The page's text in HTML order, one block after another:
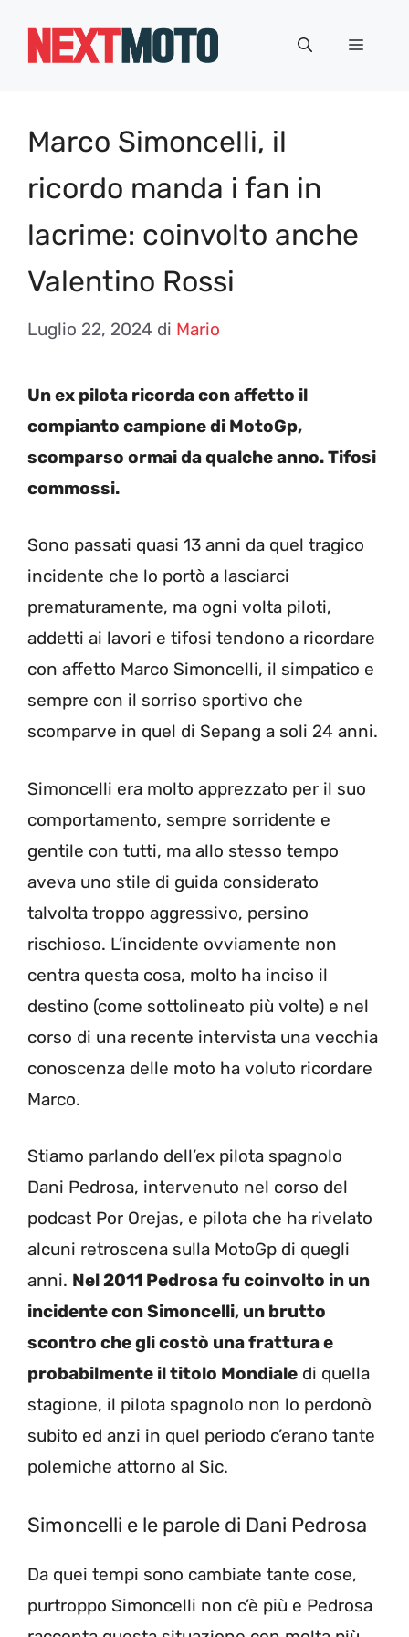
Menu
Marco Simoncelli, il
ricordo manda i fan in
lacrime: coinvolto anche
Valentino Rossi
Luglio 22, 2024 di Mario
Un ex pilota ricorda con affetto il
compianto campione di MotoGp,
scomparso ormai da qualche anno. Tifosi
commossi.
Sono passati quasi 13 anni da quel tragico
incidente che lo portò a lasciarci
prematuramente, ma ogni volta piloti,
addetti ai lavori e tifosi tendono a ricordare
con affetto Marco Simoncelli, il simpatico e
sempre con il sorriso sportivo che
scomparve in quel di Sepang a soli 24 anni.
Simoncelli era molto apprezzato per il suo
comportamento, sempre sorridente e
gentile con tutti, ma allo stesso tempo
aveva uno stile di guida considerato
talvolta troppo aggressivo, persino
rischioso. L’incidente ovviamente non
centra questa cosa, molto ha inciso il
destino (come sottolineato più volte) e nel
corso di una recente intervista una vecchia
conoscenza delle moto ha voluto ricordare
Marco.
Stiamo parlando dell’ex pilota spagnolo
Dani Pedrosa, intervenuto nel corso del
podcast Por Orejas, e pilota che ha rivelato
alcuni retroscena sulla MotoGp di quegli
anni. Nel 2011 Pedrosa fu coinvolto in un
incidente con Simoncelli, un brutto
scontro che gli costò una frattura e
probabilmente il titolo Mondiale di quella
stagione, il pilota spagnolo non lo perdonò
subito ed anzi in quel periodo c’erano tante
polemiche attorno al Sic.
Simoncelli e le parole di Dani Pedrosa
Da quei tempi sono cambiate tante cose,
purtroppo Simoncelli non c’è più e Pedrosa